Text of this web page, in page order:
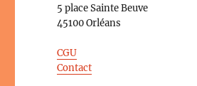
5 place Sainte Beuve
45100 Orléans
CGU
Contact